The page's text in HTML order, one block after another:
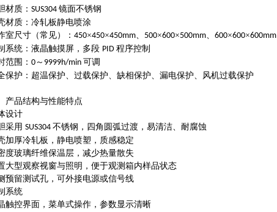
材质： SUS304 镜面不锈钢
材质：冷轧板静电喷涂
室尺寸（常见）： 450×450×450mm、 500×600×500mm、 600×600×600mm
系统：液晶触摸屏，多段 PID 程序控制
范围： 0 ～ 9999h/min 可调
保护：超温保护、过载保护、缺相保护、漏电保护、风机过载保护
产品结构与性能特点
设计
采用 SUS304 不锈钢，四角圆弧过渡，易清洁、耐腐蚀
加厚冷轧板，静电喷塑，质感稳定
度玻璃纤维保温层，减少热量散失
大型观察视窗与照明，便于观测箱内样品状态
预留测试孔，可外接电源或信号线
系统
触控界面，菜单式操作，参数显示清晰